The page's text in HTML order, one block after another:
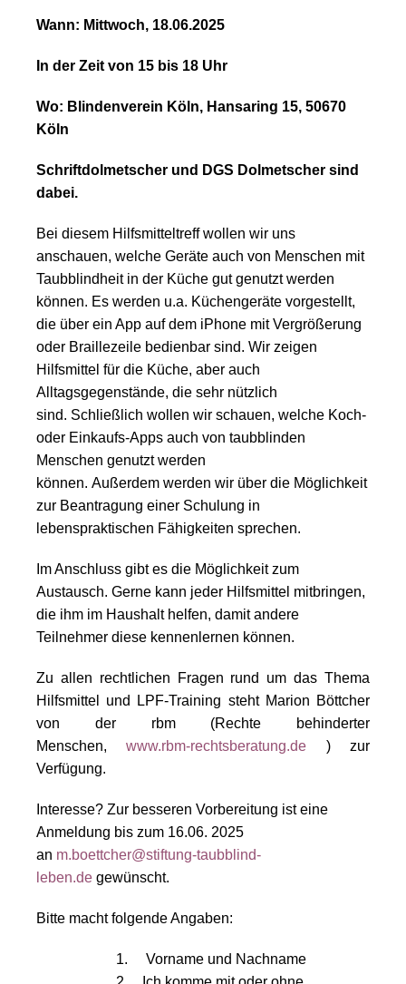
Wann: Mittwoch, 18.06.2025
In der Zeit von 15 bis 18 Uhr
Wo: Blindenverein Köln, Hansaring 15, 50670
Köln
Schriftdolmetscher und DGS Dolmetscher sind
dabei.
Bei diesem Hilfsmitteltreff wollen wir uns
anschauen, welche Geräte auch von Menschen mit
Taubblindheit in der Küche gut genutzt werden
können. Es werden u.a. Küchengeräte vorgestellt,
die über ein App auf dem iPhone mit Vergrößerung
oder Braillezeile bedienbar sind. Wir zeigen
Hilfsmittel für die Küche, aber auch
Alltagsgegenstände, die sehr nützlich
sind. Schließlich wollen wir schauen, welche Koch-
oder Einkaufs-Apps auch von taubblinden
Menschen genutzt werden
können. Außerdem werden wir über die Möglichkeit
zur Beantragung einer Schulung in
lebenspraktischen Fähigkeiten sprechen.
Im Anschluss gibt es die Möglichkeit zum
Austausch. Gerne kann jeder Hilfsmittel mitbringen,
die ihm im Haushalt helfen, damit andere
Teilnehmer diese kennenlernen können.
Zu allen rechtlichen Fragen rund um das Thema
Hilfsmittel und LPF-Training steht Marion Böttcher
von der rbm (Rechte behinderter
Menschen,www.rbm-rechtsberatung.de ) zur
Verfügung.
Interesse? Zur besseren Vorbereitung ist eine
Anmeldung bis zum 16.06. 2025
an m.boettcher@stiftung-taubblind-
leben.de gewünscht.
Bitte macht folgende Angaben:
1. Vorname und Nachname